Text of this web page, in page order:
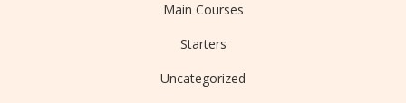
Main Courses
Starters
Uncategorized